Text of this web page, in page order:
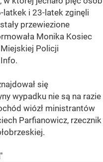
latkek i 23-latek zginęli
przewiezione
Monika Kosiec
Policji
się
wypadku nie są na razie
wiózł ministrantów
Parfianowicz, rzecznik